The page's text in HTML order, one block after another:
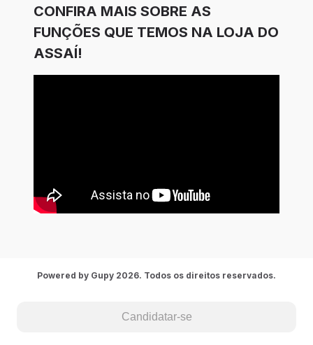
CONFIRA MAIS SOBRE AS
FUNÇÕES QUE TEMOS NA LOJA DO
ASSAÍ!
Candidatar-se
Powered by Gupy 2026. Todos os direitos reservados.